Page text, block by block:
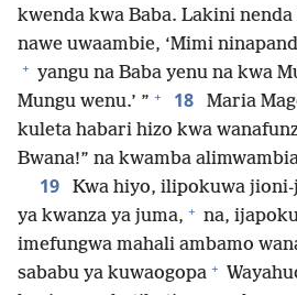
kwenda kwa Baba. Lakini
nawe uwaambie, ‘Mimi
+ yangu na Baba yenu na kwa
Mungu wenu.’ ” + 18
Maria
kuleta habari hizo kwa
Bwana!” na kwamba
19
Kwa hiyo, ilipokuwa
ya kwanza ya juma, + na,
imefungwa mahali ambamo
sababu ya kuwaogopa +